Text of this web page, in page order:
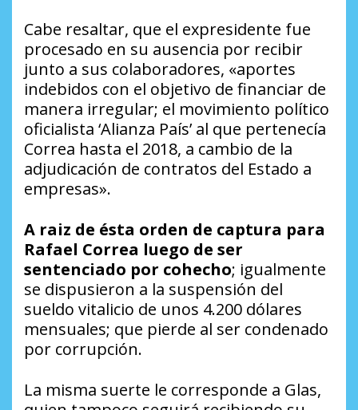
Cabe resaltar, que el expresidente fue
procesado en su ausencia por recibir
junto a sus colaboradores, «aportes
indebidos con el objetivo de financiar de
manera irregular; el movimiento político
oficialista ‘Alianza País’ al que pertenecía
Correa hasta el 2018, a cambio de la
adjudicación de contratos del Estado a
empresas».
A raiz de ésta orden de captura para
Rafael Correa luego de ser
sentenciado por cohecho; igualmente
se dispusieron a la suspensión del
sueldo vitalicio de unos 4.200 dólares
mensuales; que pierde al ser condenado
por corrupción.
La misma suerte le corresponde a Glas,